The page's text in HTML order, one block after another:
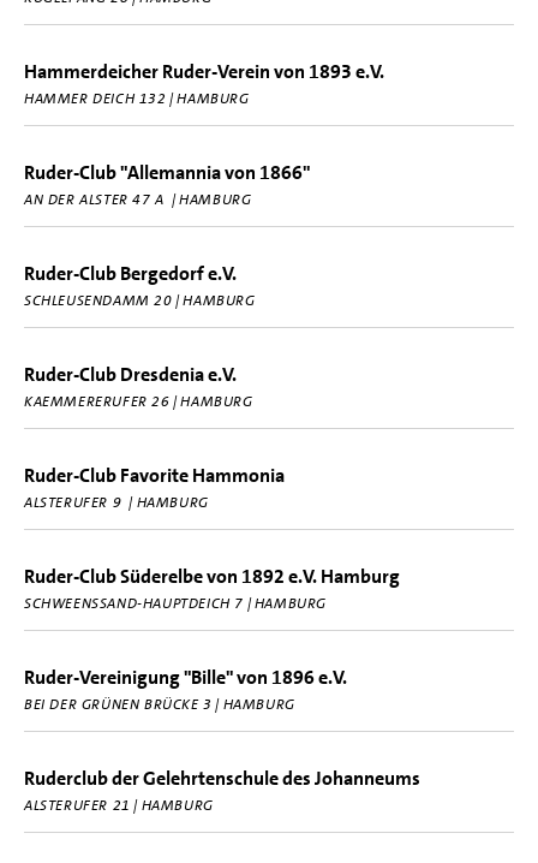
Hammerdeicher Ruder-Verein von 1893 e.V.
HAMMER DEICH 132 | HAMBURG
Ruder-Club "Allemannia von 1866"
AN DER ALSTER 47 A | HAMBURG
Ruder-Club Bergedorf e.V.
SCHLEUSENDAMM 20 | HAMBURG
Ruder-Club Dresdenia e.V.
KAEMMERERUFER 26 | HAMBURG
Ruder-Club Favorite Hammonia
ALSTERUFER 9 | HAMBURG
Ruder-Club Süderelbe von 1892 e.V. Hamburg
SCHWEENSSAND-HAUPTDEICH 7 | HAMBURG
Ruder-Vereinigung "Bille" von 1896 e.V.
BEI DER GRÜNEN BRÜCKE 3 | HAMBURG
Ruderclub der Gelehrtenschule des Johanneums
ALSTERUFER 21 | HAMBURG